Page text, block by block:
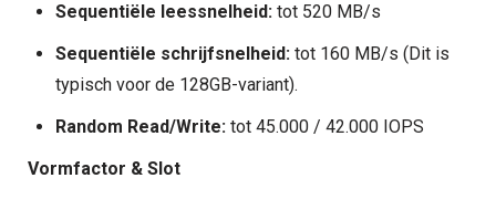
Sequentiële leessnelheid: tot 520 MB/s
Sequentiële schrijfsnelheid: tot 160 MB/s (Dit is
typisch voor de 128GB-variant).
Random Read/Write: tot 45.000 / 42.000 IOPS
Vormfactor & Slot